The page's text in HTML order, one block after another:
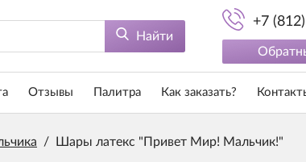
Найти
+7
Отзывы Палитра Как заказать?
/ Шары латекс "Привет Мир! Мальчик!"